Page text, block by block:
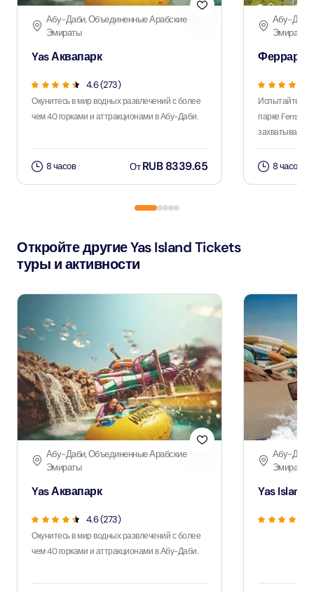
Абу-Даби, Объединенные Арабские
Эмираты
Yas Аквапарк
4.6 (273)
Окунитесь в мир водных развлечений с более
чем 40 горками и аттракционами в Абу-Даби.
8 часов ОтRUB 8339.65
Абу-
Эмираты
Феррари
Испытайте
парке Ferrari с
8 часов
Откройте другие Yas Island Tickets
туры и активности
Абу-Даби, Объединенные Арабские
Эмираты
Yas Аквапарк
4.6 (273)
Окунитесь в мир водных развлечений с более
чем 40 горками и аттракционами в Абу-Даби.
Абу-
Эмираты
Yas Island